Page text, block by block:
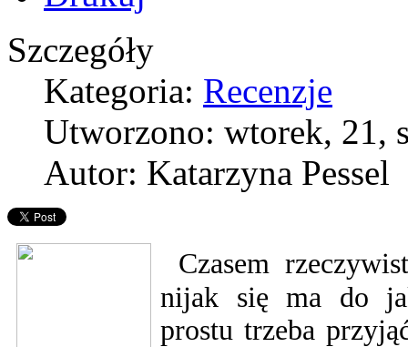
Szczegóły
Kategoria: Recenzje
Utworzono: wtorek, 21,
Autor: Katarzyna Pessel
Czasem
nijak się ma do
prostu trzeba